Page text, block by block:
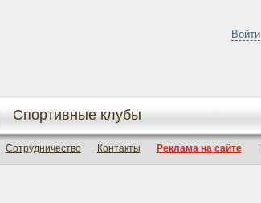
Войти
Спортивные клубы
Сотрудничество Контакты Реклама на сайте